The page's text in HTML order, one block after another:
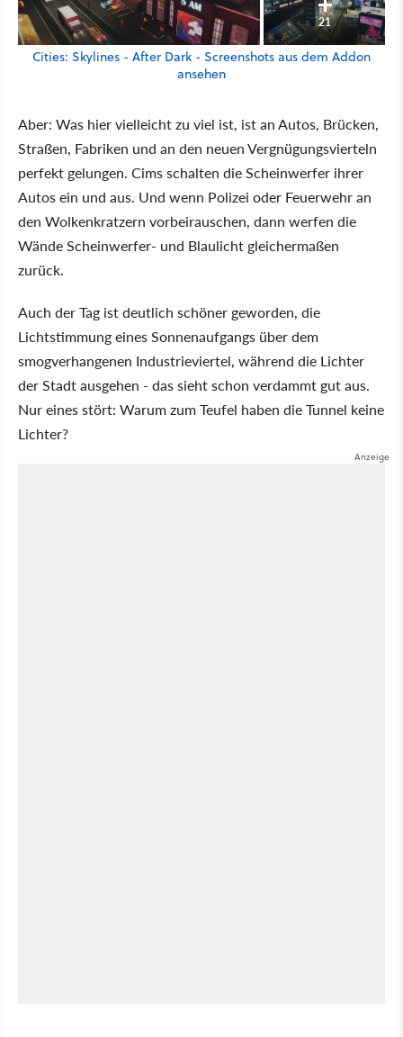
21
Cities: Skylines - After Dark - Screenshots aus dem Addon
ansehen
Aber: Was hier vielleicht zu viel ist, ist an Autos, Brücken,
Straßen, Fabriken und an den neuen Vergnügungsvierteln
perfekt gelungen. Cims schalten die Scheinwerfer ihrer
Autos ein und aus. Und wenn Polizei oder Feuerwehr an
den Wolkenkratzern vorbeirauschen, dann werfen die
Wände Scheinwerfer- und Blaulicht gleichermaßen
zurück.
Auch der Tag ist deutlich schöner geworden, die
Lichtstimmung eines Sonnenaufgangs über dem
smogverhangenen Industrieviertel, während die Lichter
der Stadt ausgehen - das sieht schon verdammt gut aus.
Nur eines stört: Warum zum Teufel haben die Tunnel keine
Lichter?